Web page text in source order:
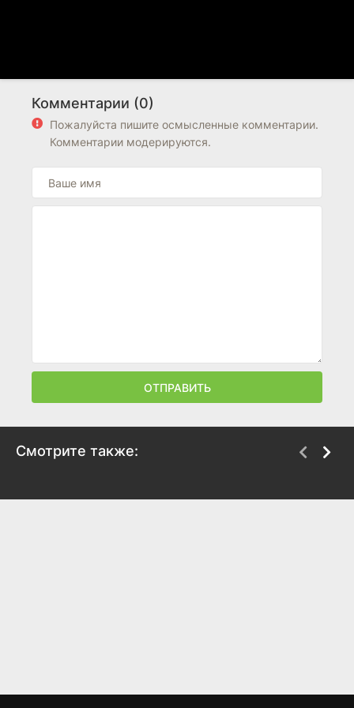
Комментарии (0)
Пожалуйста пишите осмысленные комментарии.
Комментарии модерируются.
ОТПРАВИТЬ
Смотрите также: